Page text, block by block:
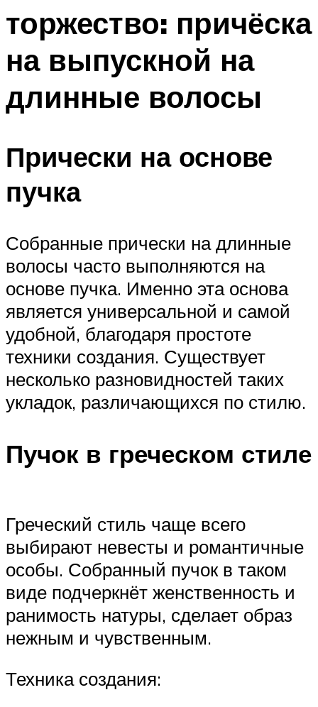
торжество: причёска
на выпускной на
длинные волосы
Прически на основе
пучка
Собранные прически на длинные
волосы часто выполняются на
основе пучка. Именно эта основа
является универсальной и самой
удобной, благодаря простоте
техники создания. Существует
несколько разновидностей таких
укладок, различающихся по стилю.
Пучок в греческом стиле
Греческий стиль чаще всего
выбирают невесты и романтичные
особы. Собранный пучок в таком
виде подчеркнёт женственность и
ранимость натуры, сделает образ
нежным и чувственным.
Техника создания: